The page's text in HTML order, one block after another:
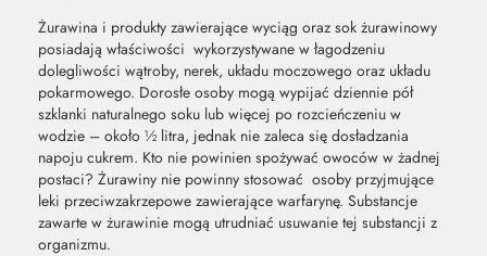
Żurawina i produkty zawierające wyciąg oraz sok żurawinowy
posiadają właściwości wykorzystywane w łagodzeniu
dolegliwości wątroby, nerek, układu moczowego oraz układu
pokarmowego. Dorosłe osoby mogą wypijać dziennie pół
szklanki naturalnego soku lub więcej po rozcieńczeniu w
wodzie – około ½ litra, jednak nie zaleca się dosładzania
napoju cukrem. Kto nie powinien spożywać owoców w żadnej
postaci? Żurawiny nie powinny stosować osoby przyjmujące
leki przeciwzakrzepowe zawierające warfarynę. Substancje
zawarte w żurawinie mogą utrudniać usuwanie tej substancji z
organizmu.